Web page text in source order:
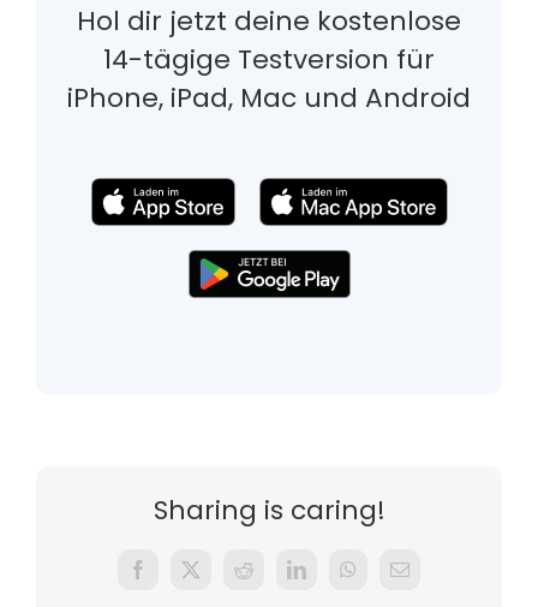
Hol dir jetzt deine kostenlose
14-tägige Testversion für
iPhone, iPad, Mac und Android
Sharing is caring!
Facebook
X Reddit LinkedInWhatsApp
E-